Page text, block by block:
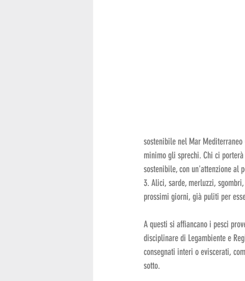
sostenibile nel Mar
minimo gli sprechi. Chi ci
sostenibile, con un'attenzione al
3. Alici, sarde, merluzzi,
prossimi giorni, già puliti per
A questi si affiancano i pesci
disciplinare di Legambiente e
consegnati interi o eviscerati,
sotto.